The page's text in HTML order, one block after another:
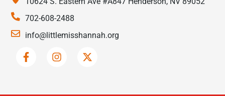
702-608-2488
info@littlemisshannah.org